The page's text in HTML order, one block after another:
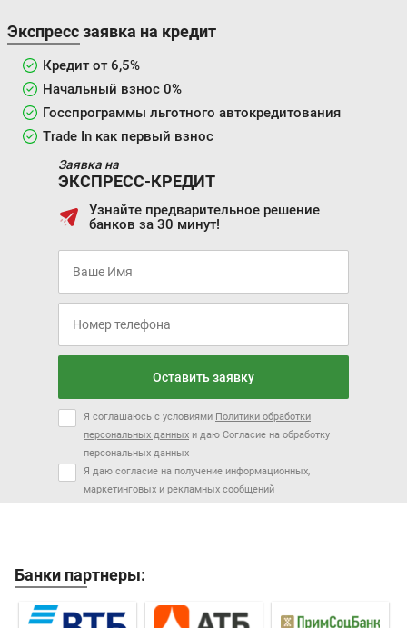
Задние тормоза: Дисковые
Экспресс заявка на кредит
Кредит от 6,5%
Начальный взнос 0%
Госспрограммы льготного автокредитования
Trade In как первый взнос
Заявка на
ЭКСПРЕСС-КРЕДИТ
Узнайте предварительное решение
банков за 30 минут!
Оставить заявку
Я соглашаюсь с условиями Политики обработки
персональных данных и даю Согласие на обработку
персональных данных
Я даю согласие на получение информационных,
маркетинговых и рекламных сообщений
Банки партнеры: